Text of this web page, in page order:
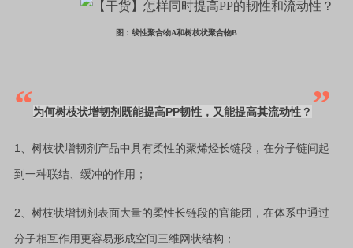
图：线性聚合物A和树枝状聚合物B
“为何树枝状增韧剂 既能提高PP韧性，又能提高其流动性？ ”
1 、树枝状增韧剂产品中具有柔性的聚烯烃长链段，在分子链间起
到一种联结、缓冲的作用；
2 、树枝状增韧剂 表面大量的柔性长链段的官能团，在体系中通过
分子相互作用更容易形成空间三维网状结构；